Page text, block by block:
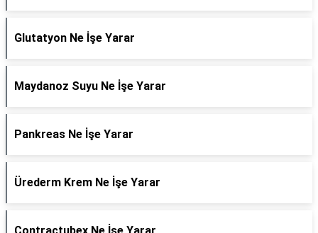
Glutatyon Ne İşe Yarar
Maydanoz Suyu Ne İşe Yarar
Pankreas Ne İşe Yarar
Ürederm Krem Ne İşe Yarar